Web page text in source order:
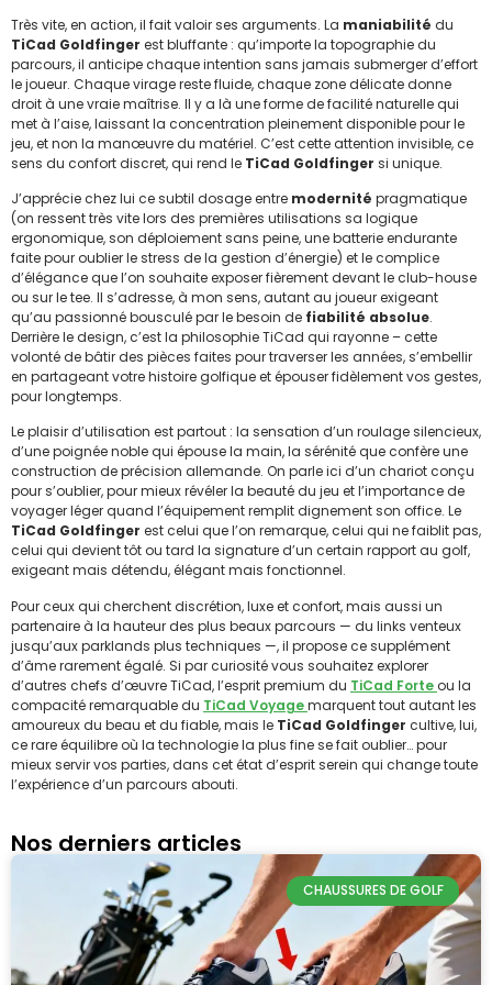
Très vite, en action, il fait valoir ses arguments. La maniabilité du
TiCad Goldfinger est bluffante : qu’importe la topographie du
parcours, il anticipe chaque intention sans jamais submerger d’effort
le joueur. Chaque virage reste fluide, chaque zone délicate donne
droit à une vraie maîtrise. Il y a là une forme de facilité naturelle qui
met à l’aise, laissant la concentration pleinement disponible pour le
jeu, et non la manœuvre du matériel. C’est cette attention invisible, ce
sens du confort discret, qui rend le TiCad Goldfinger si unique.
J’apprécie chez lui ce subtil dosage entre modernité pragmatique
(on ressent très vite lors des premières utilisations sa logique
ergonomique, son déploiement sans peine, une batterie endurante
faite pour oublier le stress de la gestion d’énergie) et le complice
d’élégance que l’on souhaite exposer fièrement devant le club-house
ou sur le tee. Il s’adresse, à mon sens, autant au joueur exigeant
qu’au passionné bousculé par le besoin de fiabilité absolue.
Derrière le design, c’est la philosophie TiCad qui rayonne – cette
volonté de bâtir des pièces faites pour traverser les années, s’embellir
en partageant votre histoire golfique et épouser fidèlement vos gestes,
pour longtemps.
Le plaisir d’utilisation est partout : la sensation d’un roulage silencieux,
d’une poignée noble qui épouse la main, la sérénité que confère une
construction de précision allemande. On parle ici d’un chariot conçu
pour s’oublier, pour mieux révéler la beauté du jeu et l’importance de
voyager léger quand l’équipement remplit dignement son office. Le
TiCad Goldfinger est celui que l’on remarque, celui qui ne faiblit pas,
celui qui devient tôt ou tard la signature d’un certain rapport au golf,
exigeant mais détendu, élégant mais fonctionnel.
Pour ceux qui cherchent discrétion, luxe et confort, mais aussi un
partenaire à la hauteur des plus beaux parcours — du links venteux
jusqu’aux parklands plus techniques —, il propose ce supplément
d’âme rarement égalé. Si par curiosité vous souhaitez explorer
d’autres chefs d’œuvre TiCad, l’esprit premium du TiCad Forte ou la
compacité remarquable du TiCad Voyagemarquent tout autant les
amoureux du beau et du fiable, mais le TiCad Goldfinger cultive, lui,
ce rare équilibre où la technologie la plus fine se fait oublier… pour
mieux servir vos parties, dans cet état d’esprit serein qui change toute
l’expérience d’un parcours abouti.
Nos derniers articles
CHAUSSURES DE GOLF